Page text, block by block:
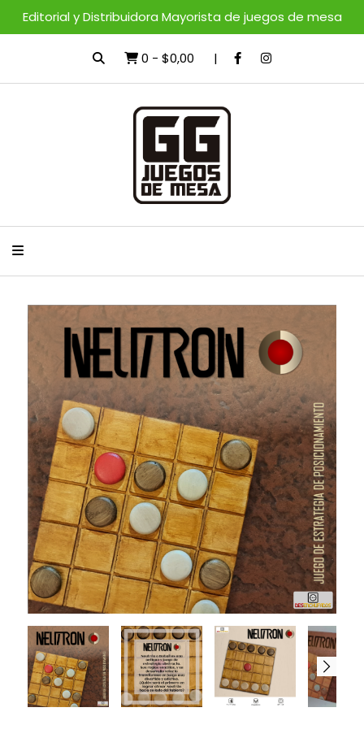
Editorial y Distribuidora Mayorista de juegos de mesa
0 - $0,00